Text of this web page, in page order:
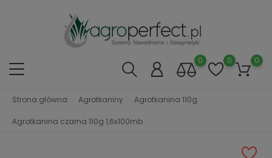
0 0 0
Strona główna Agrotkaniny Agrotkanina 110g
Agrotkanina czarna 110g 1,6x100mb